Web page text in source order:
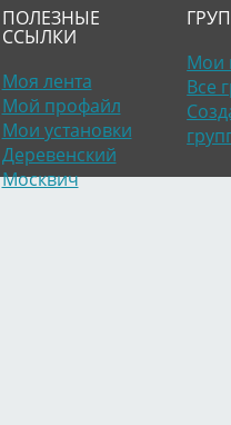
ПОЛЕЗНЫЕ
ССЫЛКИ
Моя лента
Мой профайл
Мои установки
Деревенский
Москвич
Мои
Все